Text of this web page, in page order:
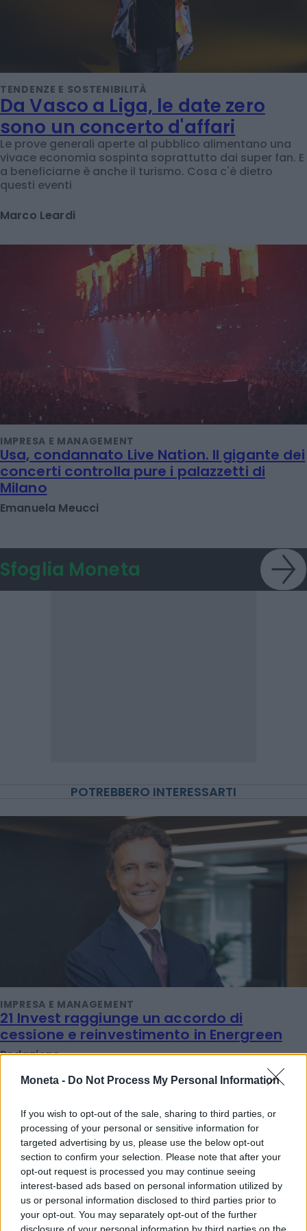
Moneta - Do Not Process My Personal Information
If you wish to opt-out of the sale, sharing to third parties, or
processing of your personal or sensitive information for
targeted advertising by us, please use the below opt-out
section to confirm your selection. Please note that after your
opt-out request is processed you may continue seeing
interest-based ads based on personal information utilized by
us or personal information disclosed to third parties prior to
your opt-out. You may separately opt-out of the further
TENDENZE E SOSTENIBILITÀ
Da Vasco a Liga, le date zero
sono un concerto d'affari
Le prove generali aperte al pubblico alimentano una
vivace economia sospinta soprattutto dai super fan. E
a beneficiarne è anche il turismo. Cosa c'è dietro
questi eventi
Marco Leardi
IMPRESA E MANAGEMENT
Usa, condannato Live Nation. Il gigante dei
concerti controlla pure i palazzetti di
Milano
Emanuela Meucci
Sfoglia Moneta
POTREBBERO INTERESSARTI
IMPRESA E MANAGEMENT
21 Invest raggiunge un accordo di
cessione e reinvestimento in Energreen
Redazione
Ulivi, erba medica ed energia solare: le
rinnovabili sposano l'agricoltura
Redazione
IMPRESA E MANAGEMENT
"Col caldo record cambia anche lo
shopping: strategie per le aziende che non